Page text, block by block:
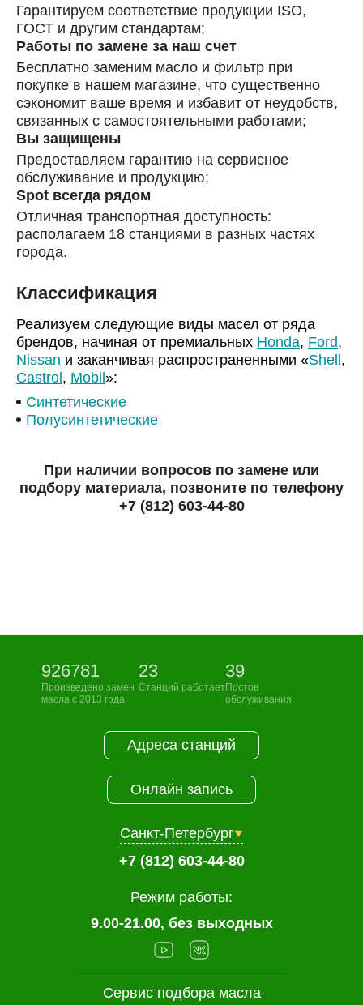
Гарантируем соответствие продукции ISO,
ГОСТ и другим стандартам;
Работы по замене за наш счет
Бесплатно заменим масло и фильтр при
покупке в нашем магазине, что существенно
сэкономит ваше время и избавит от неудобств,
связанных с самостоятельными работами;
Вы защищены
Предоставляем гарантию на сервисное
обслуживание и продукцию;
Spot всегда рядом
Отличная транспортная доступность:
располагаем 18 станциями в разных частях
города.
Классификация
Реализуем следующие виды масел от ряда
брендов, начиная от премиальных Honda, Ford,
Nissan и заканчивая распространенными «Shell ,
Castrol , Mobil »:
Синтетические
Полусинтетические
При наличии вопросов по замене или
подбору материала, позвоните по телефону
+7 (812) 603-44-80
926781
Произведено замен
масла с 2013 года
23
Станций работает
39
Постов
обслуживания
Сервис подбора масла
Адреса станций
Онлайн запись
Санкт-Петербург
+7 (812) 603-44-80
Режим работы:
9.00-21.00, без выходных